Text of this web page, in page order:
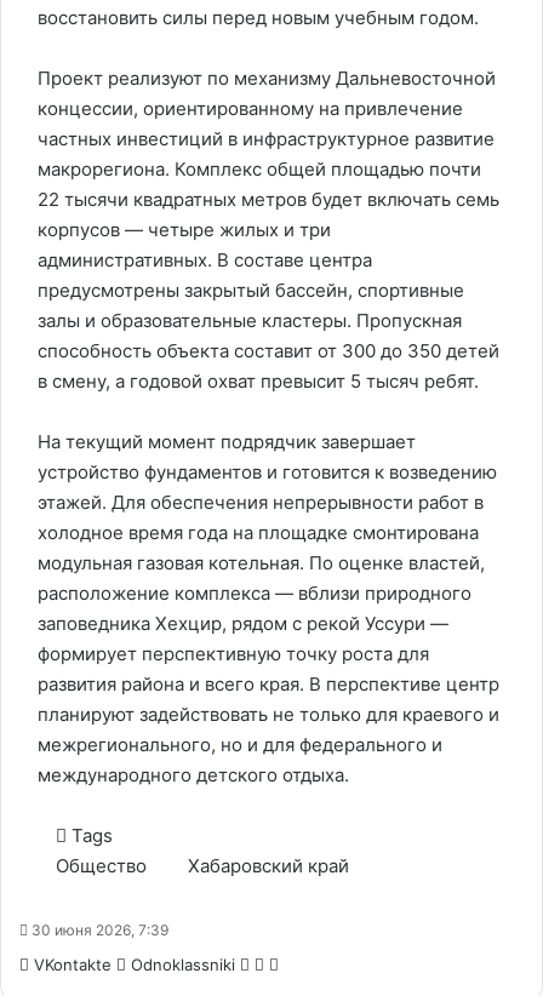
восстановить силы перед новым учебным годом.
Проект реализуют по механизму Дальневосточной
концессии, ориентированному на привлечение
частных инвестиций в инфраструктурное развитие
макрорегиона. Комплекс общей площадью почти
22 тысячи квадратных метров будет включать семь
корпусов — четыре жилых и три
административных. В составе центра
предусмотрены закрытый бассейн, спортивные
залы и образовательные кластеры. Пропускная
способность объекта составит от 300 до 350 детей
в смену, а годовой охват превысит 5 тысяч ребят.
На текущий момент подрядчик завершает
устройство фундаментов и готовится к возведению
этажей. Для обеспечения непрерывности работ в
холодное время года на площадке смонтирована
модульная газовая котельная. По оценке властей,
расположение комплекса — вблизи природного
заповедника Хехцир, рядом с рекой Уссури —
формирует перспективную точку роста для
развития района и всего края. В перспективе центр
планируют задействовать не только для краевого и
межрегионального, но и для федерального и
международного детского отдыха.
Tags
Общество
Хабаровский край
30 июня 2026, 7:39
VKontakte Odnoklassniki WhatsApp
Telegram